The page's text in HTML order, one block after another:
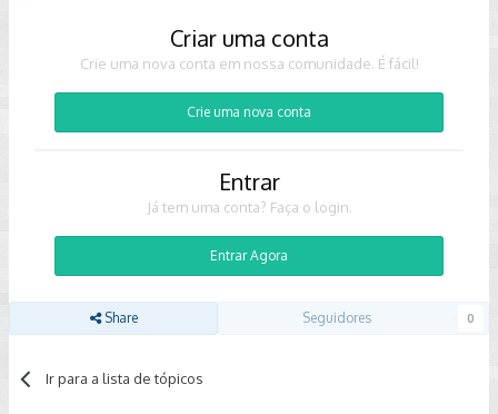
Criar uma conta
Crie uma nova conta em nossa comunidade. É fácil!
Crie uma nova conta
Entrar
Já tem uma conta? Faça o login.
Entrar Agora
Share Seguidores 0
Ir para a lista de tópicos